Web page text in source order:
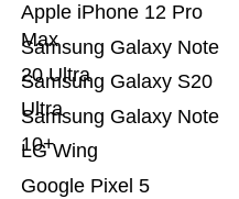
Google Pixel 5
LG Wing
Samsung Galaxy Note
10+
Samsung Galaxy S20
Ultra
Samsung Galaxy Note
20 Ultra
Apple iPhone 12 Pro
Max